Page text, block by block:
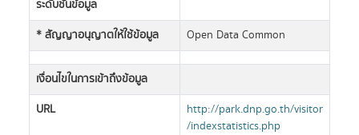
ระดับชั้นข้อมูล
* สัญญาอนุญาตให้ใช้ข้อมูล
Open Data Common
เงื่อนไขในการเข้าถึงข้อมูล
URL
http://park.dnp.go.th/visitor
/indexstatistics.php